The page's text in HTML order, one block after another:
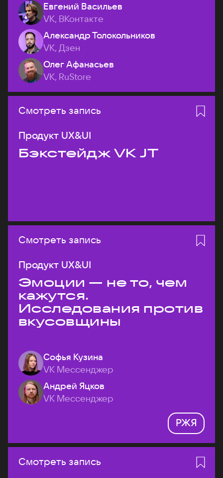
Евгений Васильев
VK, ВКонтакте
Александр Толокольников
VK, Дзен
Олег Афанасьев
VK, RuStore
Смотреть запись
Продукт UX&UI
Бэкстейдж VK JT
Смотреть запись
Продукт UX&UI
Эмоции — не то, чем
кажутся.
Исследования против
вкусовщины
Софья Кузина
VK Мессенджер
Андрей Яцков
VK Мессенджер
РЖЯ
Смотреть запись